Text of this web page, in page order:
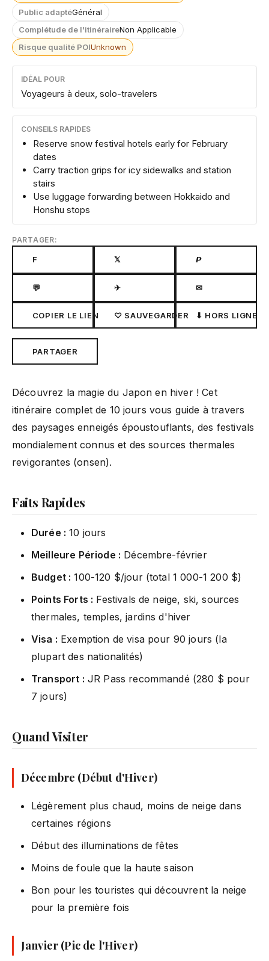
Public adaptéGénéral
Complétude de l'itinéraireNon Applicable
Risque qualité POIUnknown
IDÉAL POUR
Voyageurs à deux, solo-travelers
CONSEILS RAPIDES
Reserve snow festival hotels early for February
dates
Carry traction grips for icy sidewalks and station
stairs
Use luggage forwarding between Hokkaido and
Honshu stops
PARTAGER:
F 𝕏 𝙋
💬 ✈ ✉
COPIER LE LIEN ♡ SAUVEGARDER ⬇ HORS LIGNE
PARTAGER
Découvrez la magie du Japon en hiver ! Cet
itinéraire complet de 10 jours vous guide à travers
des paysages enneigés époustouflants, des festivals
mondialement connus et des sources thermales
revigorantes (onsen).
Faits Rapides
Durée : 10 jours
Meilleure Période : Décembre-février
Budget : 100-120 $/jour (total 1 000-1 200 $)
Points Forts : Festivals de neige, ski, sources
thermales, temples, jardins d'hiver
Visa : Exemption de visa pour 90 jours (la
plupart des nationalités)
Transport : JR Pass recommandé (280 $ pour
7 jours)
Quand Visiter
Décembre (Début d'Hiver)
Légèrement plus chaud, moins de neige dans
certaines régions
Début des illuminations de fêtes
Moins de foule que la haute saison
Bon pour les touristes qui découvrent la neige
pour la première fois
Janvier (Pic de l'Hiver)